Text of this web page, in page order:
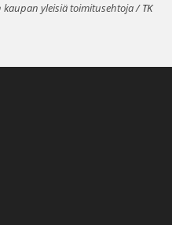
kaupan yleisiä toimitusehtoja /TK